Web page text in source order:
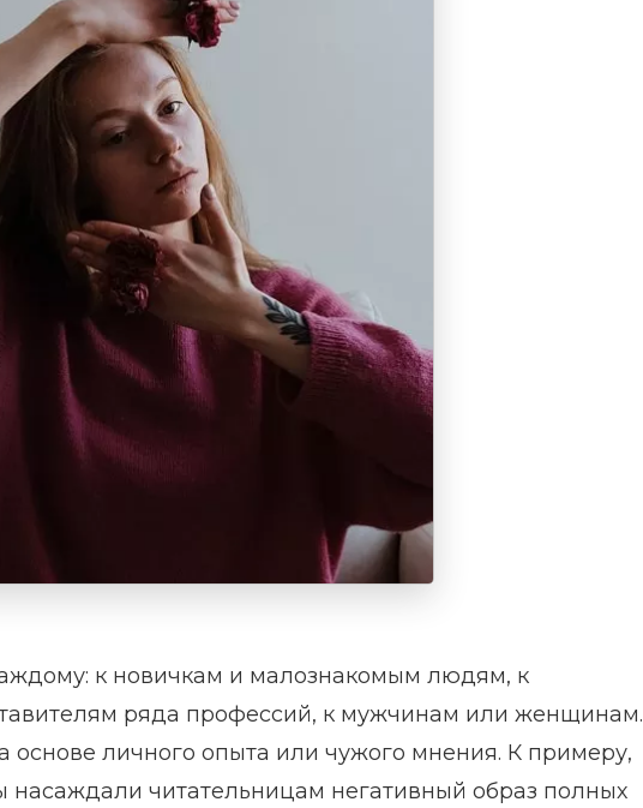
к новичкам и малознакомым людям, к
ряда профессий, к мужчинам или женщинам.
основе личного опыта или чужого мнения. К примеру,
читательницам негативный образ полных